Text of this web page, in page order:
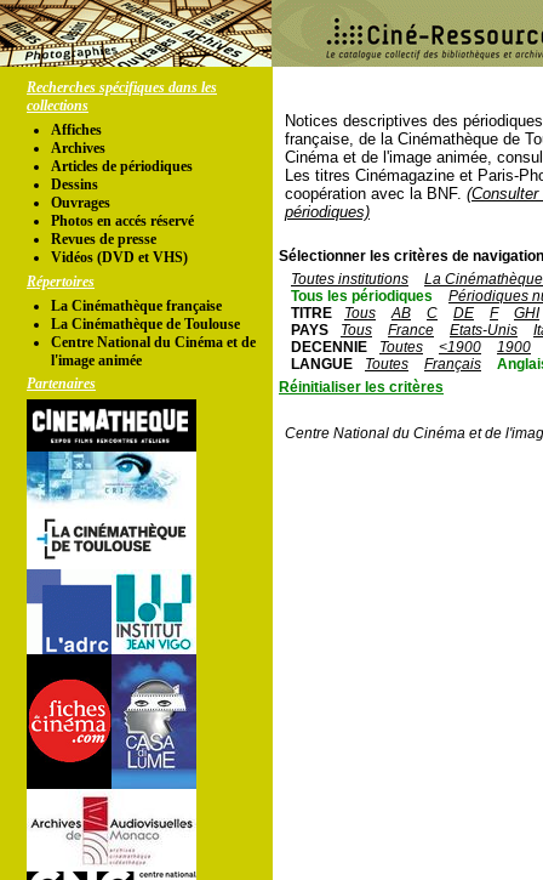
Recherches spécifiques dans les
collections
Affiches
Archives
Articles de périodiques
Dessins
Ouvrages
Photos en accés réservé
Revues de presse
Vidéos (DVD et VHS)
Répertoires
La Cinémathèque française
La Cinémathèque de Toulouse
Centre National du Cinéma et de
l'image animée
Partenaires
Notices descriptives des
française, de la Cinémathèque de
Cinéma et de l'image animée,
Les titres Cinémagazine et Paris-
coopération avec la BNF.
périodiques)
Sélectionner les critères de
Toutes institutions
La
Tous les périodiques
Périodiques
TITRE
Tous AB C DE F
GHI
PAYS
Tous France Etats-Unis
DECENNIE
Toutes <1900
1900
LANGUE
Toutes Français
Réinitialiser les critères
Centre National du Cinéma et de